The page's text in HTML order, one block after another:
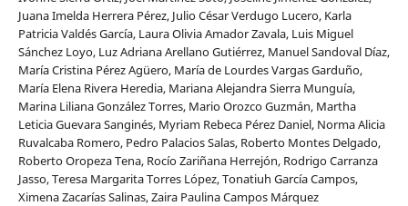
Juana Imelda Herrera Pérez, Julio César Verdugo Lucero, Karla
Patricia Valdés García, Laura Olivia Amador Zavala, Luis Miguel
Sánchez Loyo, Luz Adriana Arellano Gutiérrez, Manuel Sandoval Díaz,
María Cristina Pérez Agüero, María de Lourdes Vargas Garduño,
María Elena Rivera Heredia, Mariana Alejandra Sierra Munguía,
Marina Liliana González Torres, Mario Orozco Guzmán, Martha
Leticia Guevara Sanginés, Myriam Rebeca Pérez Daniel, Norma Alicia
Ruvalcaba Romero, Pedro Palacios Salas, Roberto Montes Delgado,
Roberto Oropeza Tena, Rocío Zariñana Herrejón, Rodrigo Carranza
Jasso, Teresa Margarita Torres López, Tonatiuh García Campos,
Ximena Zacarías Salinas, Zaira Paulina Campos Márquez